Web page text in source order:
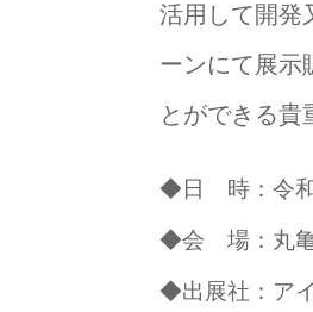
活用して開発
ーンにて展示
とができる貴
◆日 時：令和
◆会 場：丸亀
◆出展社：ア